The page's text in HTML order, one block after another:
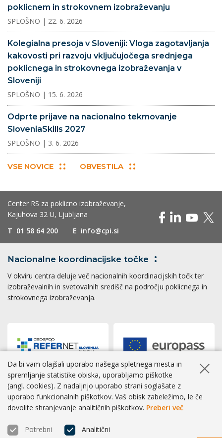
poklicnem in strokovnem izobraževanju
SPLOŠNO | 22. 6. 2026
Kolegialna presoja v Sloveniji: Vloga zagotavljanja
kakovosti pri razvoju vključujočega srednjega
poklicnega in strokovnega izobraževanja v
Sloveniji
SPLOŠNO | 15. 6. 2026
Odprte prijave na nacionalno tekmovanje
SloveniaSkills 2027
SPLOŠNO | 3. 6. 2026
VSE NOVICE OBVESTILA
Center RS za poklicno izobraževanje,
Kajuhova 32 U, Ljubljana
T 01 58 64 200 E info@cpi.si
Nacionalne koordinacijske točke
V okviru centra deluje več nacionalnih koordinacijskih točk ter
izobraževalnih in svetovalnih središč na področju poklicnega in
strokovnega izobraževanja.
Dostopnost|Zasebnost|Piškotki
Skrij
Da bi vam olajšali uporabo našega spletnega mesta in
spremljanje statistike obiska, uporabljamo piškotke
(angl. cookies). Z nadaljnjo uporabo strani soglašate z
uporabo funkcionalnih piškotkov. Vaš obisk zabeležimo, le če
dovolite shranjevanje analitičnih piškotkov. Preberi več
Potrebni Analitični